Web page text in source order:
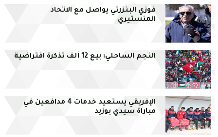
فوزي البنزرتي يواصل مع الاتحاد
المنستيري
النجم الساحلي: بيع 12 ألف تذكرة افتراضية
الإفريقي يستعيد خدمات 4 مدافعين في
مباراة سيدي بوزيد